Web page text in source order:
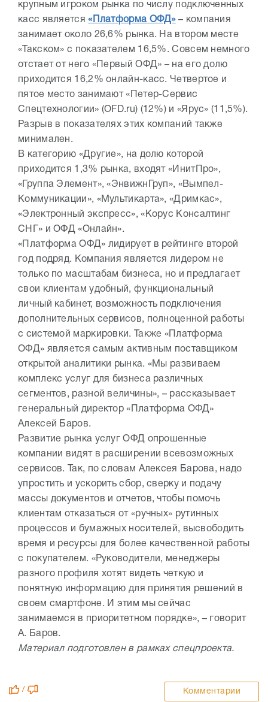
крупным игроком рынка по числу подключенных
касс является«Платформа ОФД»– компания
занимает около 26,6% рынка. На втором месте
«Такском» с показателем 16,5%. Совсем немного
отстает от него «Первый ОФД» – на его долю
приходится 16,2% онлайн-касс. Четвертое и
пятое место занимают «Петер-Сервис
Спецтехнологии» (OFD.ru) (12%) и «Ярус» (11,5%).
Разрыв в показателях этих компаний также
минимален.
В категорию «Другие», на долю которой
приходится 1,3% рынка, входят «ИнитПро»,
«Группа Элемент», «ЭнвижнГруп», «Вымпел-
Коммуникации», «Мультикарта», «Дримкас»,
«Электронный экспресс», «Корус Консалтинг
СНГ» и ОФД «Онлайн».
«Платформа ОФД» лидирует в рейтинге второй
год подряд. Компания является лидером не
только по масштабам бизнеса, но и предлагает
свои клиентам удобный, функциональный
личный кабинет, возможность подключения
дополнительных сервисов, полноценной работы
с системой маркировки. Также «Платформа
ОФД» является самым активным поставщиком
открытой аналитики рынка. «Мы развиваем
комплекс услуг для бизнеса различных
сегментов, разной величины», – рассказывает
генеральный директор «Платформа ОФД»
Алексей Баров.
Развитие рынка услуг ОФД опрошенные
компании видят в расширении всевозможных
сервисов. Так, по словам Алексея Барова, надо
упростить и ускорить сбор, сверку и подачу
массы документов и отчетов, чтобы помочь
клиентам отказаться от «ручных» рутинных
процессов и бумажных носителей, высвободить
время и ресурсы для более качественной работы
с покупателем. «Руководители, менеджеры
разного профиля хотят видеть четкую и
понятную информацию для принятия решений в
своем смартфоне. И этим мы сейчас
занимаемся в приоритетном порядке», – говорит
А. Баров.
Материал подготовлен в рамках спецпроекта.
/ Комментарии